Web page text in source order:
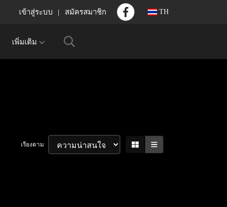
เข้าสู่ระบบ สมัครสมาชิก TH
เพิ่มเติม
เรียงตาม